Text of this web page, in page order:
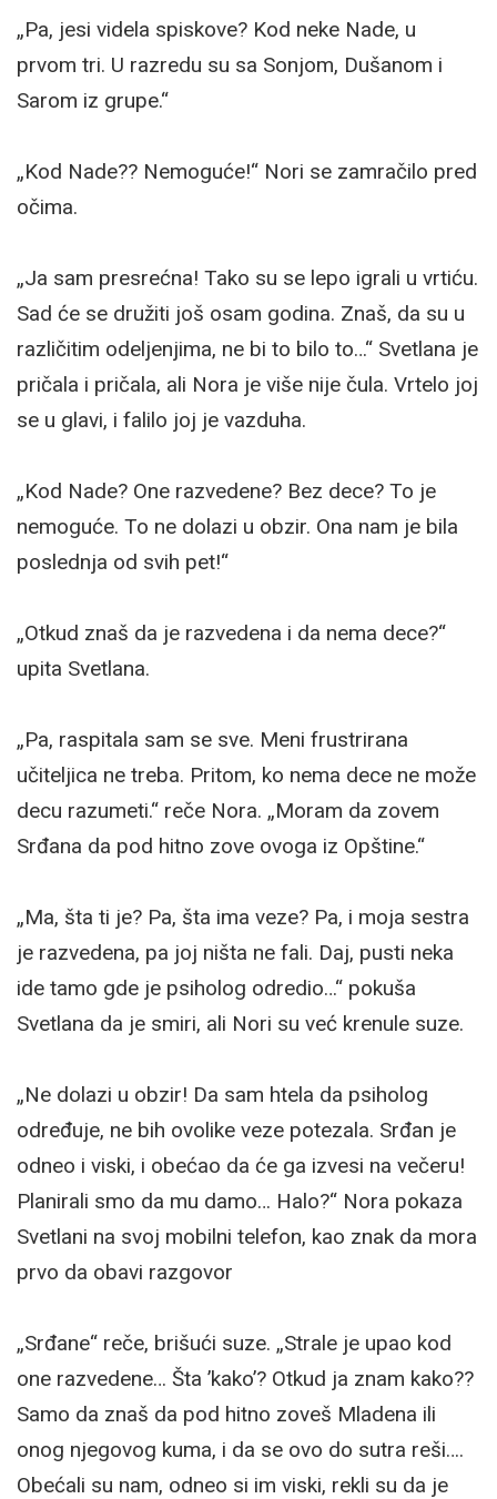
„Pa, jesi videla spiskove? Kod neke Nade, u
prvom tri. U razredu su sa Sonjom, Dušanom i
Sarom iz grupe.“
„Kod Nade?? Nemoguće!“ Nori se zamračilo pred
očima.
„Ja sam presrećna! Tako su se lepo igrali u vrtiću.
Sad će se družiti još osam godina. Znaš, da su u
različitim odeljenjima, ne bi to bilo to…“ Svetlana je
pričala i pričala, ali Nora je više nije čula. Vrtelo joj
se u glavi, i falilo joj je vazduha.
„Kod Nade? One razvedene? Bez dece? To je
nemoguće. To ne dolazi u obzir. Ona nam je bila
poslednja od svih pet!“
„Otkud znaš da je razvedena i da nema dece?“
upita Svetlana.
„Pa, raspitala sam se sve. Meni frustrirana
učiteljica ne treba. Pritom, ko nema dece ne može
decu razumeti.“ reče Nora. „Moram da zovem
Srđana da pod hitno zove ovoga iz Opštine.“
„Ma, šta ti je? Pa, šta ima veze? Pa, i moja sestra
je razvedena, pa joj ništa ne fali. Daj, pusti neka
ide tamo gde je psiholog odredio…“ pokuša
Svetlana da je smiri, ali Nori su već krenule suze.
„Ne dolazi u obzir! Da sam htela da psiholog
određuje, ne bih ovolike veze potezala. Srđan je
odneo i viski, i obećao da će ga izvesi na večeru!
Planirali smo da mu damo… Halo?“ Nora pokaza
Svetlani na svoj mobilni telefon, kao znak da mora
prvo da obavi razgovor
„Srđane“ reče, brišući suze. „Strale je upao kod
one razvedene… Šta ’kako’? Otkud ja znam kako??
Samo da znaš da pod hitno zoveš Mladena ili
onog njegovog kuma, i da se ovo do sutra reši….
Obećali su nam, odneo si im viski, rekli su da je